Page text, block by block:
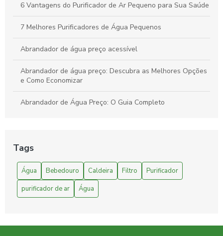
6 Vantagens do Purificador de Ar Pequeno para Sua Saúde
7 Melhores Purificadores de Água Pequenos
Abrandador de água preço acessível
Abrandador de água preço: Descubra as Melhores Opções
e Como Economizar
Abrandador de Água Preço: O Guia Completo
Abrandador de Água: Benefícios e Funcionamento
Abrandador para caldeira: como escolher o melhor para
aumentar a eficiência do seu sistema
Abrandador para caldeira: como escolher o melhor para
Tags
Água Bebedouro Caldeira Filtro
Purificador
purificador de ar
Água